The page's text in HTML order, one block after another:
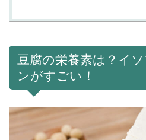
豆腐の栄養素は？イ
ンがすごい！